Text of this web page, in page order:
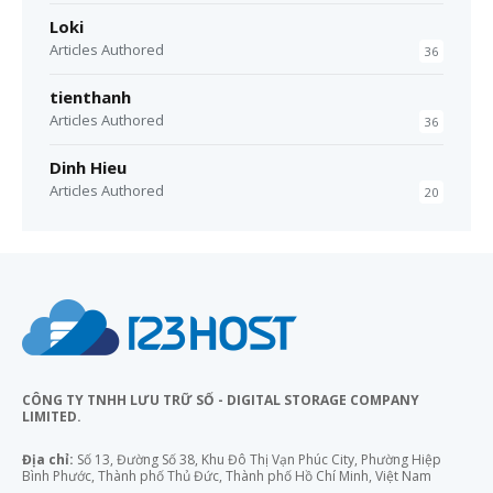
Loki
Articles Authored 36
tienthanh
Articles Authored 36
Dinh Hieu
Articles Authored 20
CÔNG TY TNHH LƯU TRỮ SỐ - DIGITAL STORAGE COMPANY
LIMITED.
Địa chỉ: Số 13, Đường Số 38, Khu Đô Thị Vạn Phúc City, Phường Hiệp
Bình Phước, Thành phố Thủ Đức, Thành phố Hồ Chí Minh, Việt Nam